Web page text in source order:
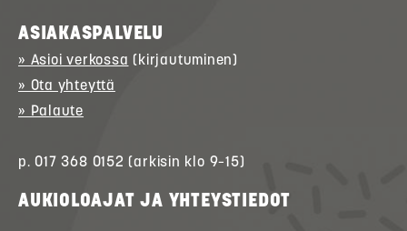
ASIAKASPALVELU
» Asioi verkossa (kirjautuminen)
» Ota yhteyttä
» Palaute
p. 017 368 0152 (arkisin klo 9–15)
AUKIOLOAJAT JA YHTEYSTIEDOT